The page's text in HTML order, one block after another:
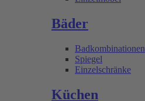
Bäder
Badkombinationen
Spiegel
Einzelschränke
Küchen